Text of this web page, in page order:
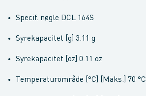
Specif. nøgle DCL 164S
Syrekapacitet [g] 3.11 g
Syrekapacitet [oz] 0.11 oz
Temperaturområde [°C] [Maks.] 70 °C